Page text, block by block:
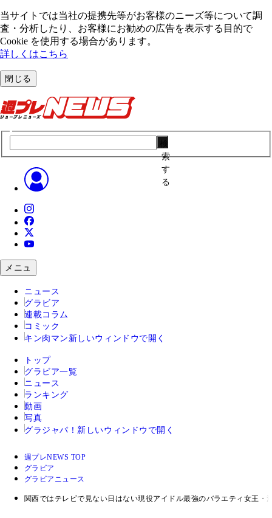
当サイトでは当社の提携先等がお客様のニーズ等について調
査・分析したり、お客様にお勧めの広告を表⽰する⽬的で
Cookie を使⽤する場合があります。
詳しくはこちら
閉じる
索
す
る
メニュ
ニュース
グラビア
連載コラム
コミック
キン肉マン 新しいウィンドウで開く
トップ
グラビア一覧
ニュース
ランキング
動画
写真
グラジャパ！ 新しいウィンドウで開く
週プレNEWS TOP
グラビア
グラビアニュース
関西ではテレビで見ない日はない現役アイドル最強のバラエティ女王